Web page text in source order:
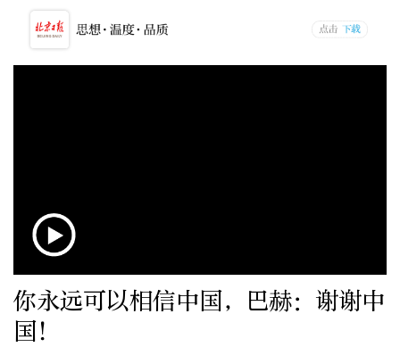
你永远可以相信中国，巴赫：谢谢中
国！